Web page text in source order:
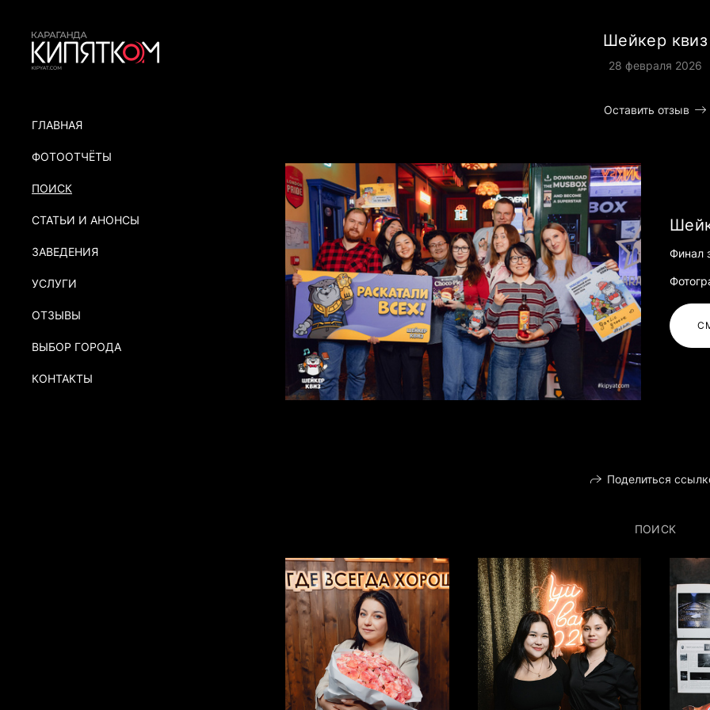
ГЛАВНАЯ
ФОТООТЧЁТЫ
ПОИСК
СТАТЬИ И АНОНСЫ
ЗАВЕДЕНИЯ
УСЛУГИ
ОТЗЫВЫ
ВЫБОР ГОРОДА
КОНТАКТЫ
Шейкер квиз
28 февраля 2026
Оставить отзыв
Финал
Поделиться
ПОИСК